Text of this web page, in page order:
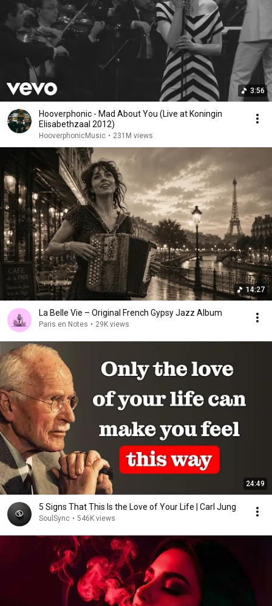
3:56
Hooverphonic - Mad About You (Live at Koningin
Elisabethzaal 2012)
HooverphonicMusic • 231M views
14:27
La Belle Vie – Original French Gypsy Jazz Album
Paris en Notes • 29K views
24:49
5 Signs That This Is the Love of Your Life | Carl Jung
SoulSync • 546K views